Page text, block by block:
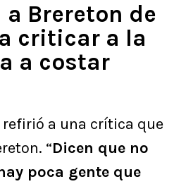
a Brereton de
criticar a la
a costar
refirió a una crítica que
“Dicen que no
poca gente que